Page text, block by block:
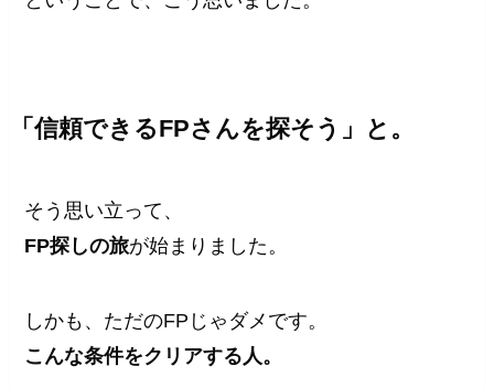
「信頼できるFPさんを探そう」と。
そう思い立って、
FP探しの旅が始まりました。
しかも、ただのFPじゃダメです。
こんな条件をクリアする人。